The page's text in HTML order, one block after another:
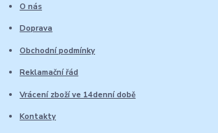
O nás
Doprava
Obchodní podmínky
Reklamační řád
Vrácení zboží ve 14denní době
Kontakty